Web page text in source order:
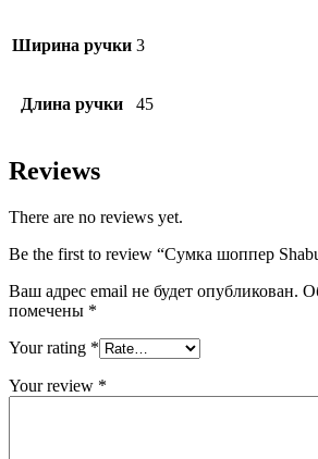
Ширина ручки 3
Длина ручки 45
Reviews
There are no reviews yet.
Be the first to review “Сумка шоппер
Ваш адрес email не будет опубликован.
помечены *
Your rating *
Your review *